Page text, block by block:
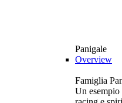
Panigale
Overview
Famiglia
Un